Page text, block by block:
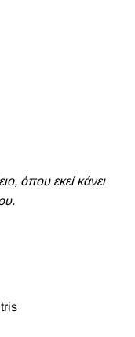
όπου εκεί κάνει